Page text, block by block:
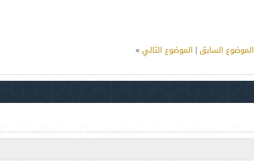
الموضوع السابق| الموضوع التالي»